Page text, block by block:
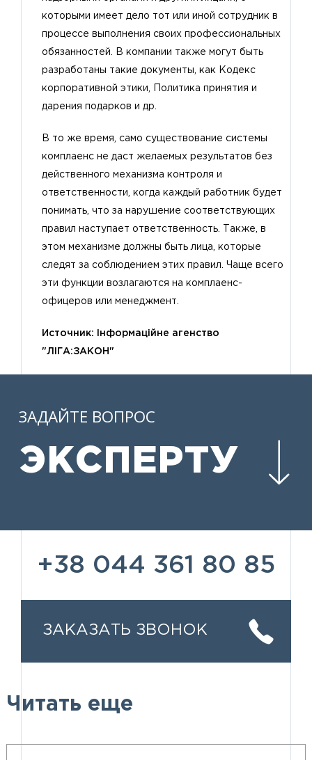
которыми имеет дело тот или иной сотрудник в
процессе выполнения своих профессиональных
обязанностей. В компании также могут быть
разработаны такие документы, как Кодекс
корпоративной этики, Политика принятия и
дарения подарков и др.
В то же время, само существование системы
комплаенс не даст желаемых результатов без
действенного механизма контроля и
ответственности, когда каждый работник будет
понимать, что за нарушение соответствующих
правил наступает ответственность. Также, в
этом механизме должны быть лица, которые
следят за соблюдением этих правил. Чаще всего
эти функции возлагаются на комплаенс-
офицеров или менеджмент.
Источник: Інформаційне агенство
"ЛІГА:ЗАКОН"
ЗАДАЙТЕ ВОПРОС
ЭКСПЕРТУ
+38 044 361 80 85
ЗАКАЗАТЬ ЗВОНОК
Читать еще